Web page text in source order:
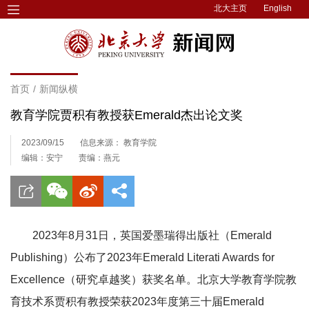
北大主页 English
首页 / 新闻纵横
教育学院贾积有教授获Emerald杰出论文奖
2023/09/15
信息来源： 教育学院
编辑：安宁
责编：燕元
2023年8月31日，英国爱墨瑞得出版社（Emerald
Publishing）公布了2023年Emerald Literati Awards for
Excellence（研究卓越奖）获奖名单。北京大学教育学院教
育技术系贾积有教授荣获2023年度第三十届Emerald